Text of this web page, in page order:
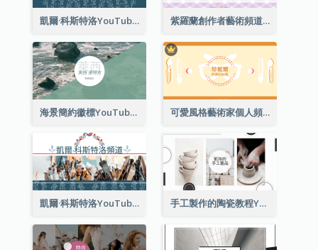
凱爾·科斯特洛YouTube頻道圖片2 紫羅蘭創作者藝術頻道Youtube頻道圖片
海景簡約徽標YouTube頻道圖片 可愛風格藝術家個人頻道標誌Youtube頻道圖片
凱爾·科斯特洛YouTube頻道圖片 手工製作的陶瓷教程YouTube頻道圖片